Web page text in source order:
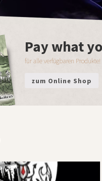
Pay what
für alle verfügbaren Produkte!
zum Online Shop